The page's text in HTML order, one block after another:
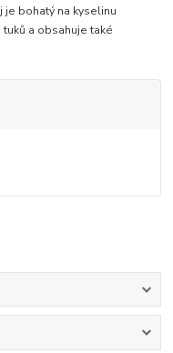
bohatý na kyselinu
a obsahuje také